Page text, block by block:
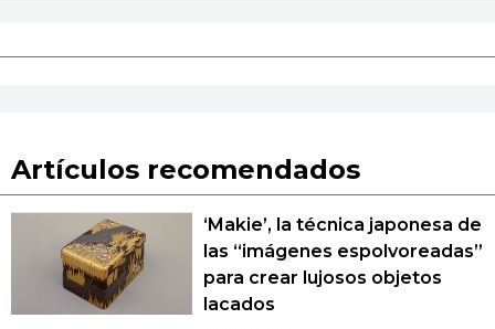
Artículos recomendados
‘Makie’, la técnica japonesa de
las “imágenes espolvoreadas”
para crear lujosos objetos
lacados